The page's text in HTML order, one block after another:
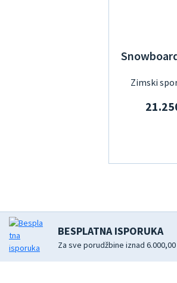
Zimski
BESPLATNA ISPORUKA
Za sve porudžbine iznad 6.000,00